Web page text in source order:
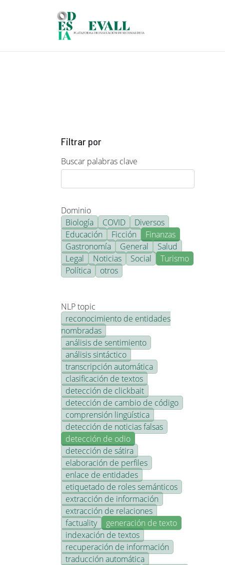
Filtrar por
Buscar palabras clave
Dominio
Biología
COVID
Diversos
Educación
Ficción
Finanzas
Gastronomía
General
Salud
Legal
Noticias Social
Turismo
Política
otros
NLP topic
reconocimiento de entidades
nombradas
análisis de sentimiento
análisis sintáctico
transcripción automática
clasificación de textos
detección de clickbait
detección de cambio de código
comprensión lingüística
detección de noticias falsas
detección de odio
detección de sátira
elaboración de perfiles
enlace de entidades
etiquetado de roles semánticos
extracción de información
extracción de relaciones
factuality
generación de texto
indexación de textos
recuperación de información
traducción automática